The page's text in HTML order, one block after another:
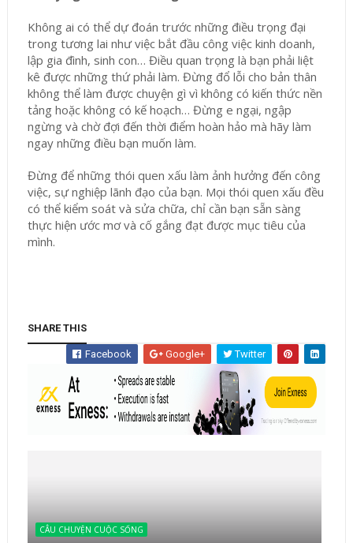
Không ai có thể dự đoán trước những điều trọng đại
trong tương lai như việc bắt đầu công việc kinh doanh,
lập gia đình, sinh con… Điều quan trọng là bạn phải liệt
kê được những thứ phải làm. Đừng đổ lỗi cho bản thân
không thể làm được chuyện gì vì không có kiến thức nền
tảng hoặc không có kế hoạch… Đừng e ngại, ngập
ngừng và chờ đợi đến thời điểm hoàn hảo mà hãy làm
ngay những điều bạn muốn làm.
Đừng để những thói quen xấu làm ảnh hưởng đến công
việc, sự nghiệp lãnh đạo của bạn. Mọi thói quen xấu đều
có thể kiểm soát và sửa chữa, chỉ cần bạn sẵn sàng
thực hiện ước mơ và cố gắng đạt được mục tiêu của
mình.
SHARE THIS
Facebook Google+ Twitter
CÂU CHUYỆN CUỘC SỐNG